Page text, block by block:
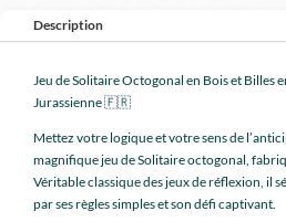
Description
Jeu de Solitaire Octogonal en Bois et Billes
Jurassienne 🇫🇷
Mettez votre logique et votre sens de
magnifique jeu de Solitaire octogonal,
Véritable classique des jeux de réflexion, il
par ses règles simples et son défi captivant.